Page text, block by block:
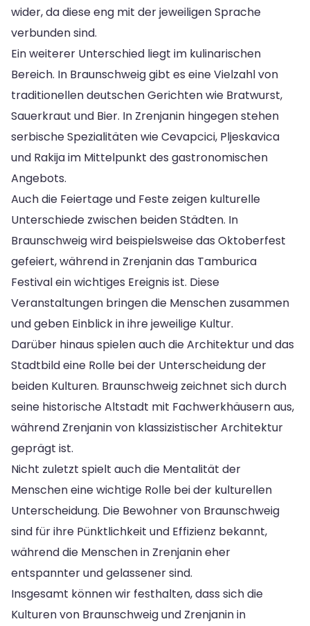
wider, da diese eng mit der jeweiligen Sprache
verbunden sind.
Ein weiterer Unterschied liegt im kulinarischen
Bereich. In Braunschweig gibt es eine Vielzahl von
traditionellen deutschen Gerichten wie Bratwurst,
Sauerkraut und Bier. In Zrenjanin hingegen stehen
serbische Spezialitäten wie Cevapcici, Pljeskavica
und Rakija im Mittelpunkt des gastronomischen
Angebots.
Auch die Feiertage und Feste zeigen kulturelle
Unterschiede zwischen beiden Städten. In
Braunschweig wird beispielsweise das Oktoberfest
gefeiert, während in Zrenjanin das Tamburica
Festival ein wichtiges Ereignis ist. Diese
Veranstaltungen bringen die Menschen zusammen
und geben Einblick in ihre jeweilige Kultur.
Darüber hinaus spielen auch die Architektur und das
Stadtbild eine Rolle bei der Unterscheidung der
beiden Kulturen. Braunschweig zeichnet sich durch
seine historische Altstadt mit Fachwerkhäusern aus,
während Zrenjanin von klassizistischer Architektur
geprägt ist.
Nicht zuletzt spielt auch die Mentalität der
Menschen eine wichtige Rolle bei der kulturellen
Unterscheidung. Die Bewohner von Braunschweig
sind für ihre Pünktlichkeit und Effizienz bekannt,
während die Menschen in Zrenjanin eher
entspannter und gelassener sind.
Insgesamt können wir festhalten, dass sich die
Kulturen von Braunschweig und Zrenjanin in